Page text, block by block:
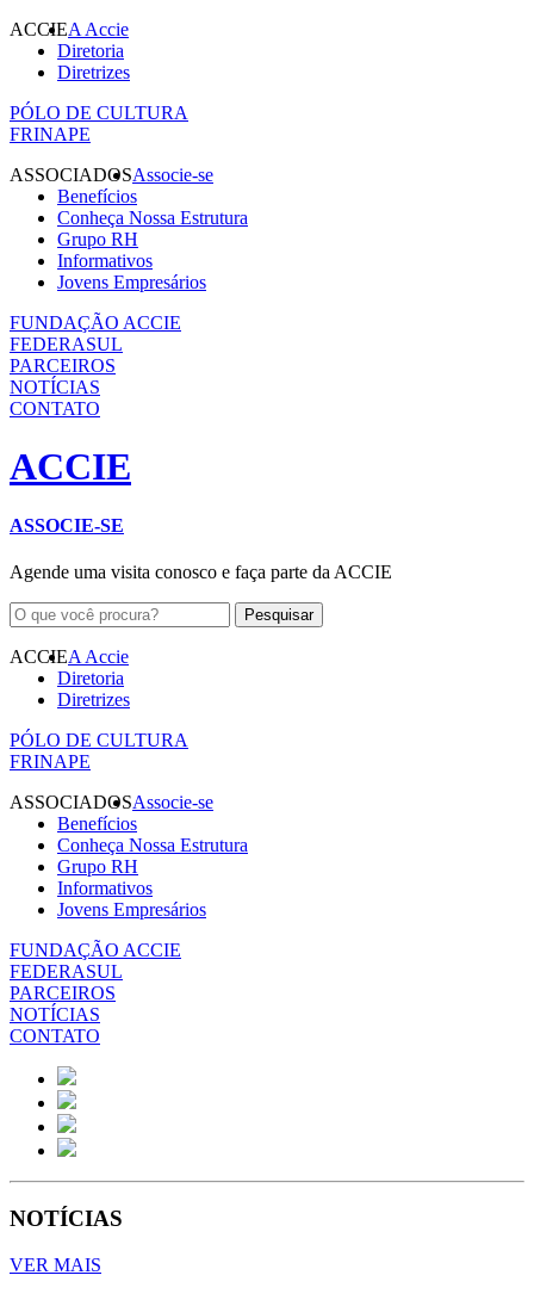
ACCIEA Accie
Diretoria
Diretrizes
PÓLO DE CULTURA
FRINAPE
ASSOCIADOSAssocie-se
Benefícios
Conheça Nossa Estrutura
Grupo RH
Informativos
Jovens Empresários
FUNDAÇÃO ACCIE
FEDERASUL
PARCEIROS
NOTÍCIAS
CONTATO
ACCIE
ASSOCIE-SE
Agende uma visita conosco e faça parte da ACCIE
ACCIEA Accie
Diretoria
Diretrizes
PÓLO DE CULTURA
FRINAPE
ASSOCIADOSAssocie-se
Benefícios
Conheça Nossa Estrutura
Grupo RH
Informativos
Jovens Empresários
FUNDAÇÃO ACCIE
FEDERASUL
PARCEIROS
NOTÍCIAS
CONTATO
NOTÍCIAS
VER MAIS